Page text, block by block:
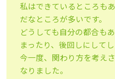
私はできているところも
だなところが多いです。
どうしても自分の都合も
まったり、後回しにして
今一度、関わり方を考え
なりました。